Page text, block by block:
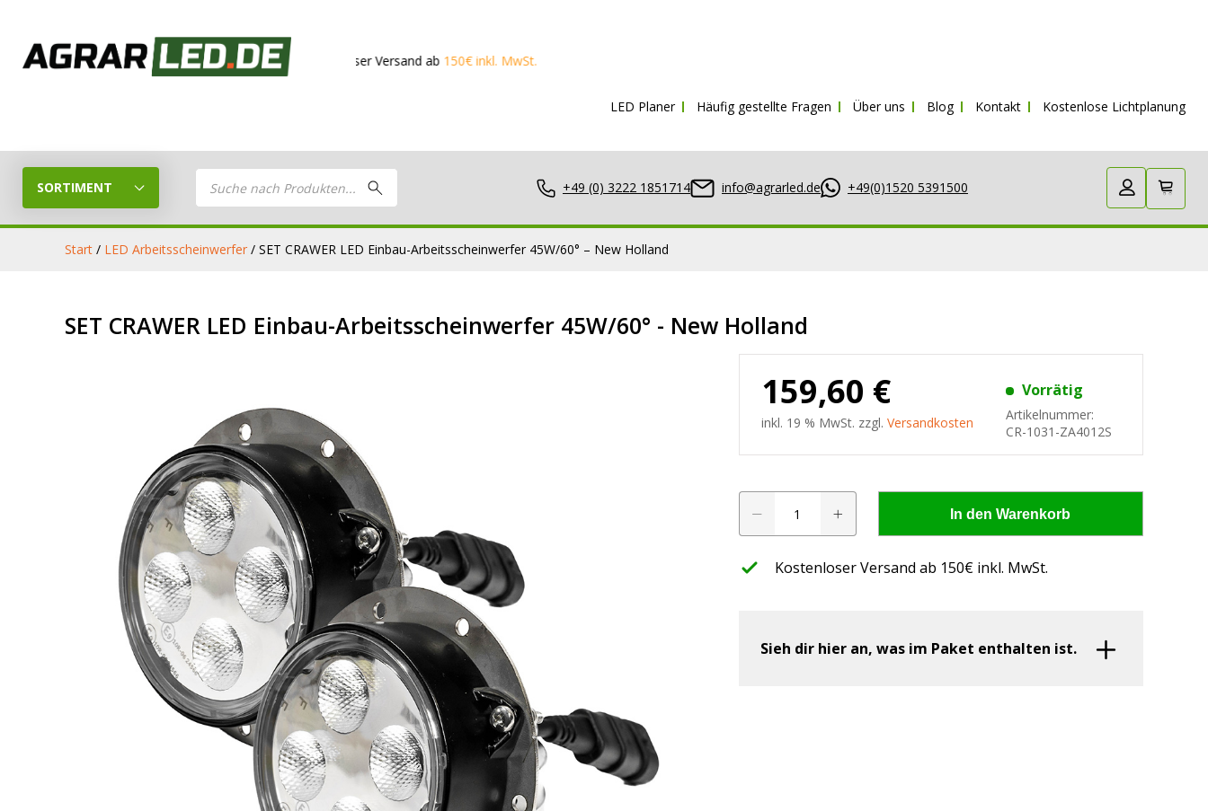
Kostenloser Versand ab150€ inkl. MwSt.
LED Planer Häufig gestellte Fragen Über uns Blog Kontakt Kostenlose Lichtplanung
SORTIMENT
Products
search +49 (0) 3222 1851714 info@agrarled.de +49(0)1520 5391500
LED Planer
Stelle dein eigenes LED-Paket
LED
Arbeitsscheinwerfer
Hauptscheinwerfer
LED Blitzer und
Rundumleuchten
LED
Begrenzungsleuchte
n
Positionsleuchten:
Sicherheit in allen
Bereichen
LED Bar & Offroad
Zusatzscheinwerfer
LED Hallenstrahler &
LED
Düsenbeleuchtung
LED
Beleuchtungssets
Start / LED Arbeitsscheinwerfer / SET CRAWER LED Einbau-Arbeitsscheinwerfer 45W/60° – New Holland
SET CRAWER LED Einbau-Arbeitsscheinwerfer 45W/60° - New Holland
159,60 €
inkl. 19 % MwSt. zzgl. Versandkosten
Vorrätig
Artikelnummer:
CR-1031-ZA4012S
SET
CRAWER
LED
Einbau-
Arbeitsscheinwerfer
Holland
In den Warenkorb
Kostenloser Versand ab 150€ inkl. MwSt.
Sieh dir hier an, was im Paket enthalten ist.